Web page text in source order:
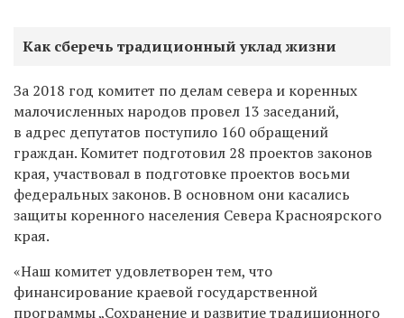
Как сберечь традиционный уклад жизни
За 2018 год комитет по делам севера и коренных
малочисленных народов провел 13 заседаний,
в адрес депутатов поступило 160 обращений
граждан. Комитет подготовил 28 проектов законов
края, участвовал в подготовке проектов восьми
федеральных законов. В основном они касались
защиты коренного населения Севера Красноярского
края.
«Наш комитет удовлетворен тем, что
финансирование краевой государственной
программы „Сохранение и развитие традиционного